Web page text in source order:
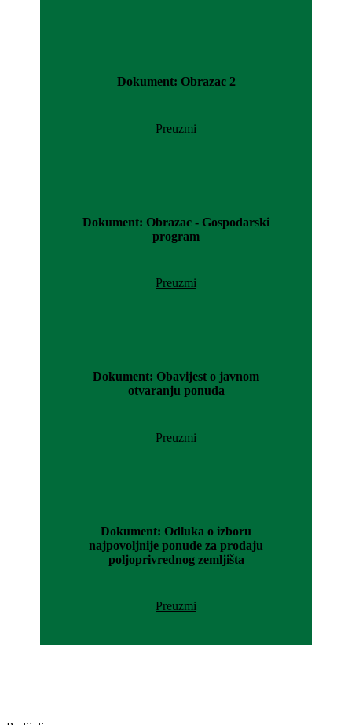
Dokument: Obrazac 2
Preuzmi
Dokument: Obrazac - Gospodarski
program
Preuzmi
Dokument: Obavijest o javnom
otvaranju ponuda
Preuzmi
Dokument: Odluka o izboru
najpovoljnije ponude za prodaju
poljoprivrednog zemljišta
Preuzmi